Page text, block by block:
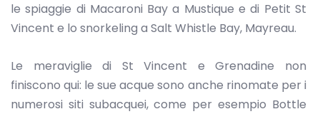
le spiaggie di Macaroni Bay a Mustique e di Petit St
Vincent e lo snorkeling a Salt Whistle Bay, Mayreau.
Le meraviglie di St Vincent e Grenadine non
finiscono qui: le sue acque sono anche rinomate per i
numerosi siti subacquei, come per esempio Bottle